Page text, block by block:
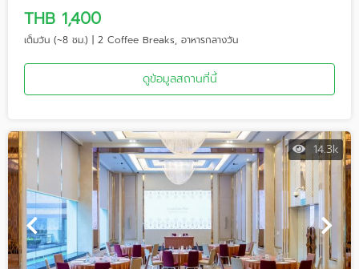
THB 1,400
เต็มวัน (~8 ชม.) | 2 Coffee Breaks, อาหารกลางวัน
ดูข้อมูลสถานที่นี้
14.3k